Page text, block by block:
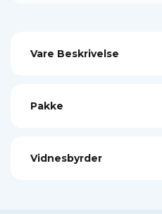
Vare Beskrivelse
Pakke
Vidnesbyrder